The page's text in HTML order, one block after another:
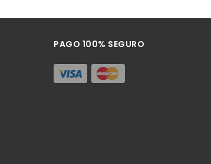
PAGO 100% SEGURO